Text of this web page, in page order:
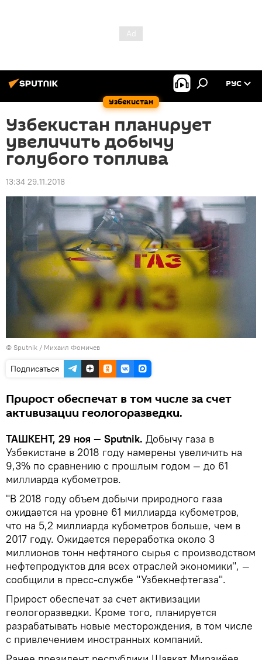
Узбекистан
РУС
Узбекистан планирует
увеличить добычу
голубого топлива
13:34 29.11.2018
© Sputnik / Михаил Фомичев
Подписаться
Прирост обеспечат в том числе за счет
активизации геологоразведки.
ТАШКЕНТ, 29 ноя — Sputnik. Добычу газа в
Узбекистане в 2018 году намерены увеличить на
9,3% по сравнению с прошлым годом — до 61
миллиарда кубометров.
"В 2018 году объем добычи природного газа
ожидается на уровне 61 миллиарда кубометров,
что на 5,2 миллиарда кубометров больше, чем в
2017 году. Ожидается переработка около 3
миллионов тонн нефтяного сырья с производством
нефтепродуктов для всех отраслей экономики", —
сообщили в пресс-службе "Узбекнефтегаза".
Прирост обеспечат за счет активизации
геологоразведки. Кроме того, планируется
разрабатывать новые месторождения, в том числе
с привлечением иностранных компаний.